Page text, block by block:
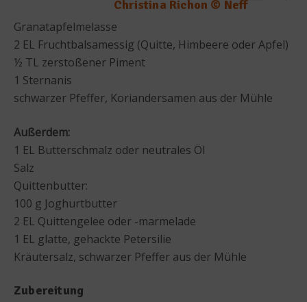
Christina Richon © Neff
Granatapfelmelasse
2 EL Fruchtbalsamessig (Quitte, Himbeere oder Apfel)
½ TL zerstoßener Piment
1 Sternanis
schwarzer Pfeffer, Koriandersamen aus der Mühle
Außerdem:
1 EL Butterschmalz oder neutrales Öl
Salz
Quittenbutter:
100 g Joghurtbutter
2 EL Quittengelee oder -marmelade
1 EL glatte, gehackte Petersilie
Kräutersalz, schwarzer Pfeffer aus der Mühle
Zubereitung